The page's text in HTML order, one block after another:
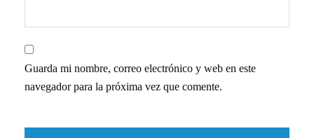
Guarda mi nombre, correo electrónico y web en este
navegador para la próxima vez que comente.